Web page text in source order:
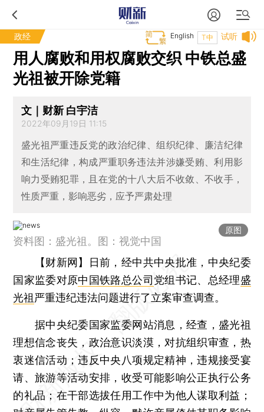
政经 试听
T中
English
用人腐败和用权腐败交织 中铁总盛
光祖被开除党籍
文｜财新 白宇洁
2022年09月19日 11:15
盛光祖严重违反党的政治纪律、组织纪律、廉洁纪律
和生活纪律，构成严重职务违法并涉嫌受贿、利用影
响力受贿犯罪，且在党的十八大后不收敛、不收手，
性质严重，影响恶劣，应予严肃处理
原图
资料图：盛光祖。图：视觉中国
【财新网】
日前，经中共中央批准，中央纪委
国家监委对原中国铁路总公司 党组书记、总经理盛
光祖严重违纪违法问题进行了立案审查调查。
据中央纪委国家监委网站消息，经查，盛光祖
理想信念丧失，政治意识淡漠，对抗组织审查，热
衷迷信活动；违反中央八项规定精神，违规接受宴
请、旅游等活动安排，收受可能影响公正执行公务
的礼品；在干部选拔任用工作中为他人谋取利益；